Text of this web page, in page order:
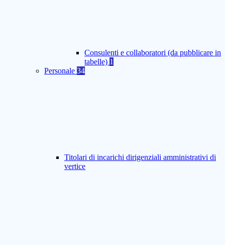
Consulenti e collaboratori (da pubblicare in
tabelle) 1
Personale 34
Titolari di incarichi dirigenziali amministrativi di
vertice